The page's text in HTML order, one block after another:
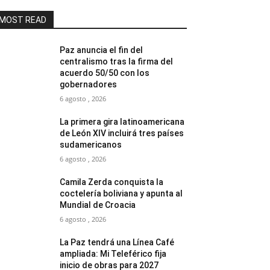
READ
Paz anuncia el fin del
centralismo tras la firma del
acuerdo 50/50 con los
gobernadores
6 agosto , 2026
La primera gira latinoamericana
de León XIV incluirá tres países
sudamericanos
6 agosto , 2026
Camila Zerda conquista la
coctelería boliviana y apunta al
Mundial de Croacia
6 agosto , 2026
La Paz tendrá una Línea Café
ampliada: Mi Teleférico fija
inicio de obras para 2027